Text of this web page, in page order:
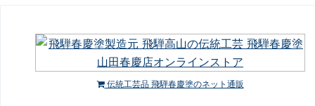
伝統工芸品 飛騨春慶塗のネット通販